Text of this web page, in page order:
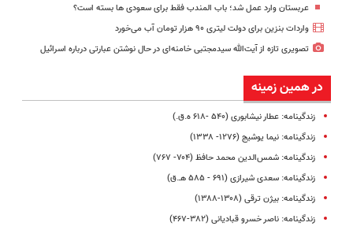
عربستان وارد عمل شد؛ باب المندب فقط برای سعودی ها بسته است؟
واردات بنزین برای دولت لیتری ۹۰ هزار تومان آب می‌خورد
تصویری تازه از آیت‌الله سیدمجتبی خامنه‌ای در حال نوشتن عبارتی درباره اسرائیل
در همین زمینه
زندگینامه: عطار نیشابوری (۵۴۰ -۶۱۸ ه.ق.)
زندگینامه: نیما یوشیج (۱۲۷۶- ۱۳۳۸)
زندگینامه: شمس‌الدین محمد حافظ (۷۰۴- ۷۶۷)
زندگینامه: سعدی شیرازی (۶۹۱ - ۵۸۵ هـ.ق)
زندگینامه: بیژن ترقی (۱۳۰۸-۱۳۸۸)
زندگینامه: ناصر خسرو قبادیانی (۳۸۲-۴۶۷)